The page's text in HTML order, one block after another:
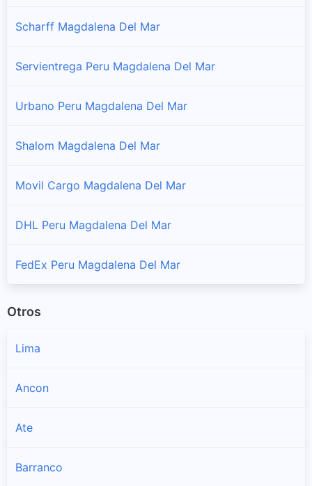
Scharff Magdalena Del Mar
Servientrega Peru Magdalena Del Mar
Urbano Peru Magdalena Del Mar
Shalom Magdalena Del Mar
Movil Cargo Magdalena Del Mar
DHL Peru Magdalena Del Mar
FedEx Peru Magdalena Del Mar
Otros
Lima
Ancon
Ate
Barranco